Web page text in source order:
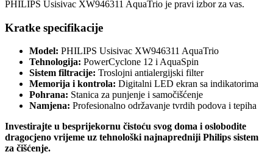
PHILIPS Usisivac XW946311 AquaTrio je pravi izbor za vas.
Kratke specifikacije
Model: PHILIPS Usisivac XW946311 AquaTrio
Tehnologija: PowerCyclone 12 i AquaSpin
Sistem filtracije: Troslojni antialergijski filter
Memorija i kontrola: Digitalni LED ekran sa indikatorima
Pohrana: Stanica za punjenje i samočišćenje
Namjena: Profesionalno održavanje tvrdih podova i tepiha
Investirajte u besprijekornu čistoću svog doma i oslobodite
dragocjeno vrijeme uz tehnološki najnapredniji Philips sistem
za čišćenje.